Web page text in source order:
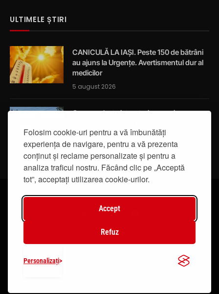
Folosim cookie-uri pentru a vă îmbunătăți
experiența de navigare, pentru a vă prezenta
conținut și reclame personalizate și pentru a
analiza traficul nostru. Făcând clic pe „Acceptă
tot”, acceptați utilizarea cookie-urilor.
Accept
Refuz
Personalizați
ULTIMELE ȘTIRI
CANICULĂ LA IAȘI. Peste 150 de bătrâni
au ajuns la Urgențe. Avertismentul dur al
medicilor
5 august 2026
Cum a salvat viața a trei oameni un
întâmplător prin localitatea Breazu
5 august 2026
© 2019 - IasiTV Life. Toate drepturile rezervate.